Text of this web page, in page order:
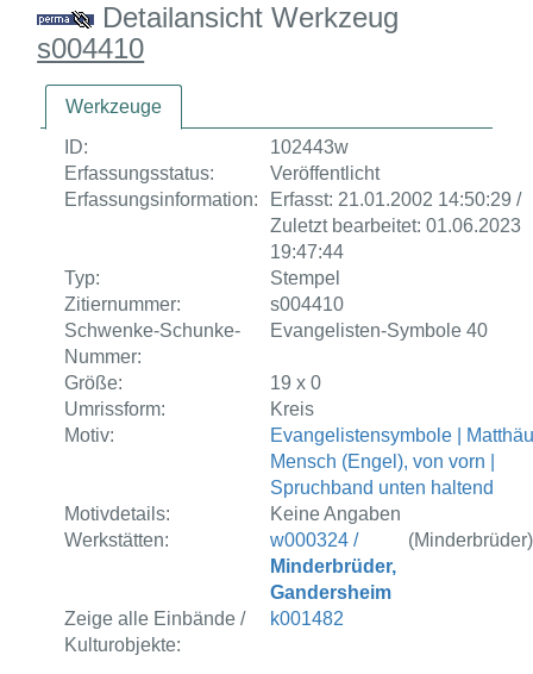
Detailansicht Werkzeug
s004410
Werkzeuge
ID:
102443w
Erfassungsstatus:
Veröffentlicht
Erfassungsinformation:
Erfasst: 21.01.2002 14:50:29 /
Zuletzt bearbeitet: 01.06.2023
19:47:44
Typ:
Stempel
Zitiernummer:
s004410
Schwenke-Schunke-
Nummer:
Evangelisten-Symbole 40
Größe:
19 x 0
Umrissform:
Kreis
Motiv:
Evangelistensymbole |
Mensch (Engel), von vorn |
Spruchband unten haltend
Motivdetails:
Keine Angaben
Werkstätten:
w000324 /
Minderbrüder,
Gandersheim
(Minderbrüder)
Zeige alle Einbände /
Kulturobjekte:
k001482